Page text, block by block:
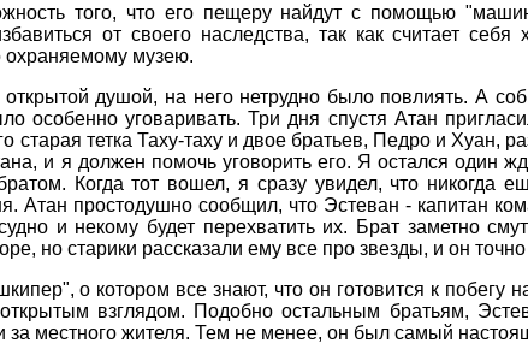
того, что его пещеру найдут с помощью
от своего наследства, так как считает
охраняемому музею.
душой, на него нетрудно было повлиять. А
особенно уговаривать. Три дня спустя Атан
старая тетка Таху-таху и двое братьев, Педро и Хуан,
и я должен помочь уговорить его. Я остался один
Когда тот вошел, я сразу увидел, что никогда
Атан простодушно сообщил, что Эстеван - капитан
и некому будет перехватить их. Брат заметно
но старики рассказали ему все про звезды, и он точно
о котором все знают, что он готовится к побегу
взглядом. Подобно остальным братьям,
местного жителя. Тем не менее, он был самый